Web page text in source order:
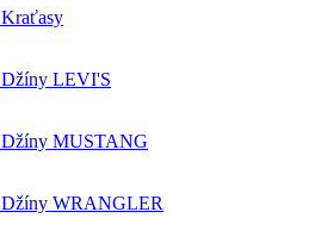
Kraťasy
Džíny LEVI'S
Džíny MUSTANG
Džíny WRANGLER